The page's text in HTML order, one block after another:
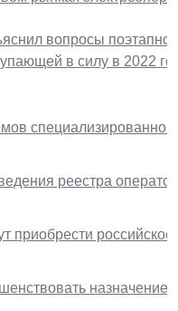
вопросы
в силу в 2022
реестра
приобрести